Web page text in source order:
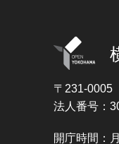
〒231-0005
法人番号：
開庁時間：